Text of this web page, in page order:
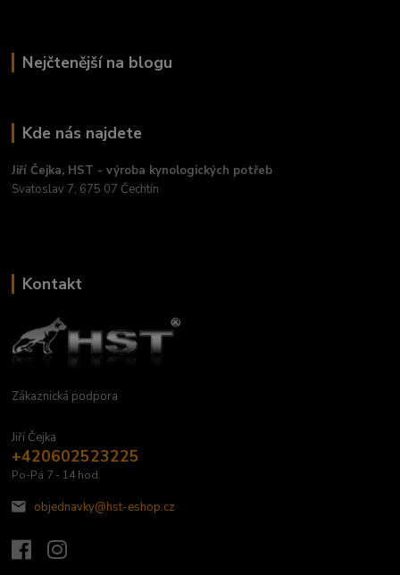
Nejčtenější na blogu
Kde nás najdete
Jiří Čejka, HST - výroba kynologických potřeb
Svatoslav 7, 675 07 Čechtín
Kontakt
Zákaznická podpora
Jiří Čejka
+420602523225
Po-Pá 7 - 14 hod.
objednavky@hst-eshop.cz